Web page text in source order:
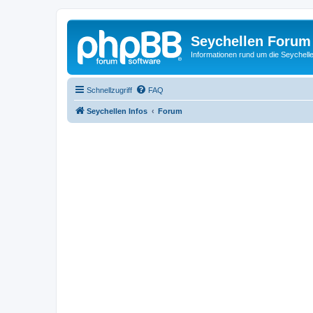
Seychellen Forum
Informationen rund um die
Schnellzugriff FAQ
Seychellen Infos Forum